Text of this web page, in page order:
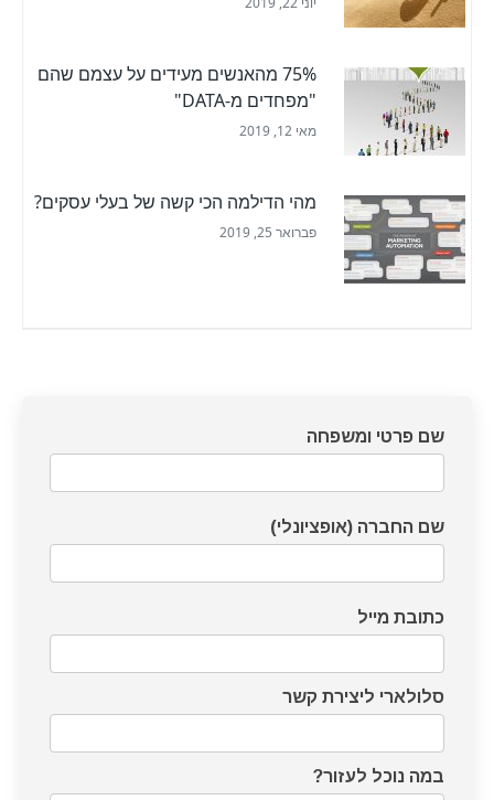
75% מהאנשים מעידים על עצמם שהם
"מפחדים מ-DATA"
מאי 12, 2019
מהי הדילמה הכי קשה של בעלי עסקים?
פברואר 25, 2019
דף
צרו
קשר
שם פרטי ומשפחה
שם החברה (אופציונלי)
כתובת מייל
סלולארי ליצירת קשר
במה נוכל לעזור?